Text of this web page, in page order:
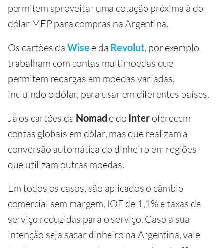
permitem aproveitar uma cotação próxima à do
dólar MEP para compras na Argentina.
Os cartões da Wise e da Revolut, por exemplo,
trabalham com contas multimoedas que
permitem recargas em moedas variadas,
incluindo o dólar, para usar em diferentes países.
Já os cartões da Nomad e do Inter oferecem
contas globais em dólar, mas que realizam a
conversão automática do dinheiro em regiões
que utilizam outras moedas.
Em todos os casos, são aplicados o câmbio
comercial sem margem, IOF de 1,1% e taxas de
serviço reduzidas para o serviço. Caso a sua
intenção seja sacar dinheiro na Argentina, vale